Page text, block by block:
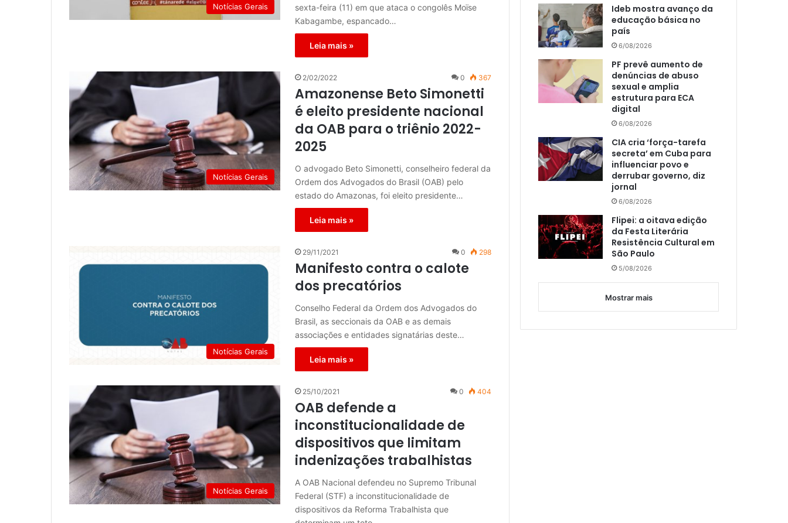
Notícias Gerais
sexta-feira (11) em que ataca o congolês Moïse
Kabagambe, espancado…
Leia mais »
Notícias Gerais
2/02/2022 0 367
Amazonense Beto Simonetti
é eleito presidente nacional
da OAB para o triênio 2022-
2025
O advogado Beto Simonetti, conselheiro federal da
Ordem dos Advogados do Brasil (OAB) pelo
estado do Amazonas, foi eleito presidente…
Leia mais »
Notícias Gerais
29/11/2021 0 298
Manifesto contra o calote
dos precatórios
Conselho Federal da Ordem dos Advogados do
Brasil, as seccionais da OAB e as demais
associações e entidades signatárias deste…
Leia mais »
Notícias Gerais
25/10/2021 0 404
OAB defende a
inconstitucionalidade de
dispositivos que limitam
indenizações trabalhistas
A OAB Nacional defendeu no Supremo Tribunal
Federal (STF) a inconstitucionalidade de
dispositivos da Reforma Trabalhista que
Ideb mostra avanço da
educação básica no
país
6/08/2026
PF prevê aumento de
denúncias de abuso
sexual e amplia
estrutura para ECA
digital
6/08/2026
CIA cria ‘força-tarefa
secreta’ em Cuba para
influenciar povo e
derrubar governo, diz
jornal
6/08/2026
Flipei: a oitava edição
da Festa Literária
Resistência Cultural em
São Paulo
5/08/2026
Mostrar mais